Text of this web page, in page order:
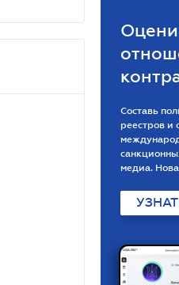
Составь
реестров и
медиа.